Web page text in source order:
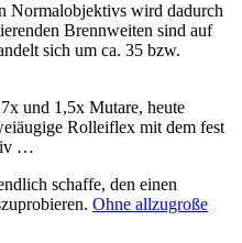
Normalobjektivs wird dadurch
Brennweiten sind auf
sich um ca. 35 bzw.
und 1,5x Mutare, heute
Rolleiflex mit dem fest
…
schaffe, den einen
Ohne allzugroße